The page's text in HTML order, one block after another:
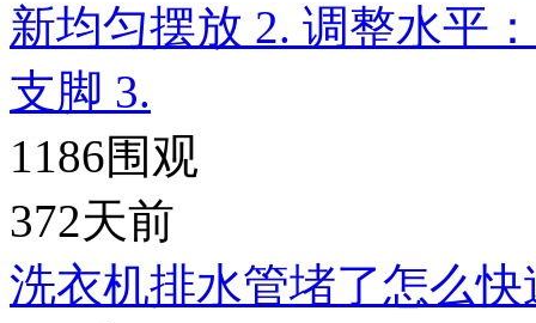
新均匀摆放 2. 调整水平
支脚 3.
1186围观
372天前
洗衣机排水管堵了怎么快